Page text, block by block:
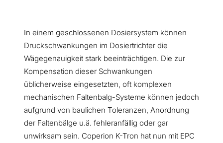
In einem geschlossenen Dosiersystem können
Druckschwankungen im Dosiertrichter die
Wägegenauigkeit stark beeinträchtigen. Die zur
Kompensation dieser Schwankungen
üblicherweise eingesetzten, oft komplexen
mechanischen Faltenbalg-Systeme können jedoch
aufgrund von baulichen Toleranzen, Anordnung
der Faltenbälge u.ä. fehleranfällig oder gar
unwirksam sein. Coperion K-Tron hat nun mit EPC